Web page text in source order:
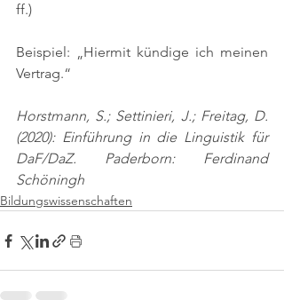
ff.)
Beispiel: „Hiermit kündige ich meinen
Vertrag.“
Horstmann, S.; Settinieri, J.; Freitag, D.
(2020): Einführung in die Linguistik für
DaF/DaZ. Paderborn: Ferdinand
Schöningh
Bildungswissenschaften